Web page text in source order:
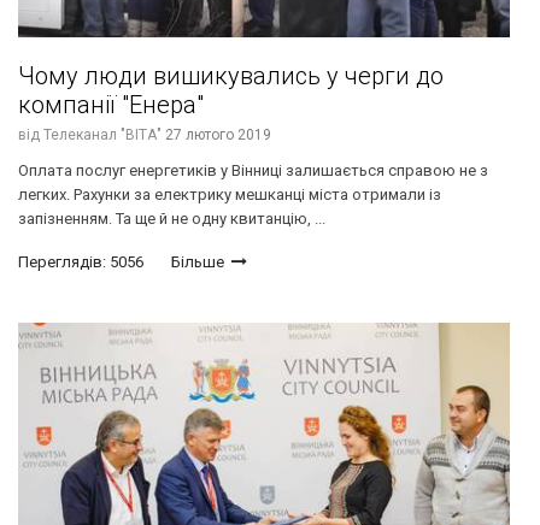
Чому люди вишикувались у черги до
компанії "Енера"
від Телеканал "ВІТА" 27 лютого 2019
Оплата послуг енергетиків у Вінниці залишається справою не з
легких. Рахунки за електрику мешканці міста отримали із
запізненням. Та ще й не одну квитанцію, ...
Переглядів: 5056 Більше